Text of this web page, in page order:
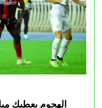
الهجوم يعطيك